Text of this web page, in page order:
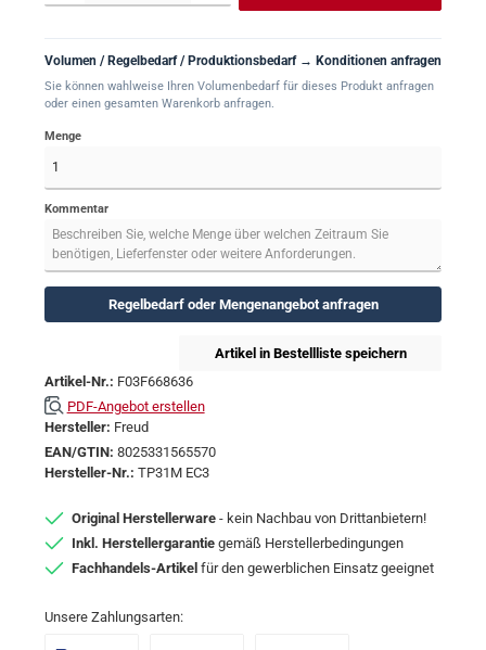
Volumen / Regelbedarf / Produktionsbedarf → Konditionen anfragen
Sie können wahlweise Ihren Volumenbedarf für dieses Produkt anfragen
oder einen gesamten Warenkorb anfragen.
Menge
Kommentar
Regelbedarf oder Mengenangebot anfragen
Artikel in Bestellliste speichern
Artikel-Nr.: F03F668636
PDF-Angebot erstellen
Hersteller: Freud
EAN/GTIN: 8025331565570
Hersteller-Nr.: TP31M EC3
Original Herstellerware - kein Nachbau von Drittanbietern!
Inkl. Herstellergarantie gemäß Herstellerbedingungen
Fachhandels-Artikel für den gewerblichen Einsatz geeignet
Unsere Zahlungsarten: